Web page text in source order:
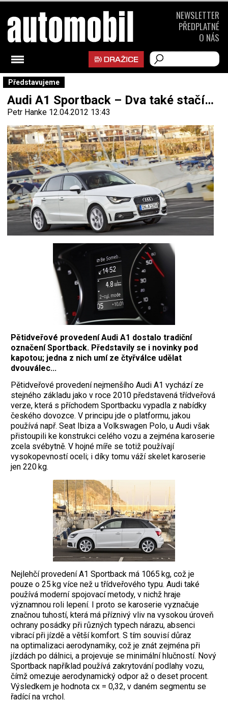
Představujeme
Audi A1 Sportback – Dva také stačí…
Petr Hanke 12.04.2012 13:43
Pětidveřové provedení Audi A1 dostalo tradiční
označení Sportback. Představily se i novinky pod
kapotou; jedna z nich umí ze čtyřválce udělat
dvouválec...
Pětidveřové provedení nej­menšího Audi A1 vychází ze
stejného základu jako v roce 2010 představená třídveřová
verze, která s příchodem Sportbacku vypadla z nabídky
českého dovozce. V principu jde o platformu, jakou
používá např. Seat Ibiza a Volkswagen Polo, u Audi však
přistoupili ke konstrukci celého vozu a zejména karoserie
zcela svébytně. V hojné míře se totiž používají
vysokopevností oceli; i díky tomu váží skelet karoserie
jen 220 kg.
Nejlehčí provedení A1 Sportback má 1065 kg, což je
pouze o 25 kg více než u třídveřového typu. Audi také
používá moderní spojovací metody, v nichž hraje
významnou roli lepení. I proto se karoserie vyznačuje
značnou ­tuhostí, která má příznivý vliv na vysokou úroveň
ochrany posádky při různých typech nárazu, absenci
vibrací při jízdě a větší komfort. S tím souvisí důraz
na optimalizaci aerodynamiky, což je znát zejména při
jízdách po dálnici, a projevuje se minimální hlučností. Nový
Sportback například používá zakrytování podlahy vozu,
čímž omezuje ­aerodynamický odpor až o deset procent.
Výsledkem je hodnota cx = 0,32, v daném segmentu se
řadící na vrchol.
NEWSLETTER
PŘEDPLATNÉ
O NÁS